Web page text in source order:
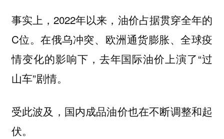
事实上，2022年以来，油价占据贯穿全年的
C位。在俄乌冲突、欧洲通货膨胀、全球疫
情变化的影响下，去年国际油价上演了“过
山车”剧情。
受此波及，国内成品油价也在不断调整和起
伏。